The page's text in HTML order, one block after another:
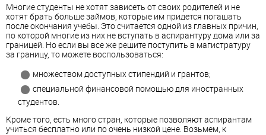
Многие студенты не хотят зависеть от своих родителей и не
хотят брать больше займов, которые им придется погашать
после окончания учебы. Это считается одной из главных причин,
по которой многие из них не вступать в аспирантуру дома или за
границей. Но если вы все же решите поступить в магистратуру
за границу, то можете воспользоваться:
множеством доступных стипендий и грантов;
специальной финансовой помощью для иностранных
студентов.
Кроме того, есть много стран, которые позволяют аспирантам
учиться бесплатно или по очень низкой цене. Возьмем, к